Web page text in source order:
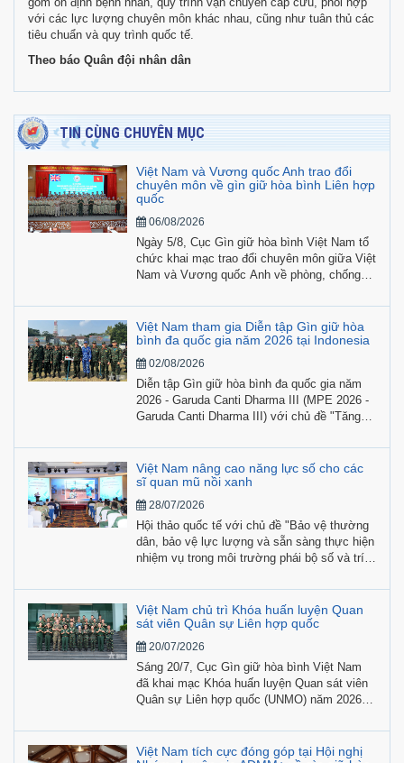
với các lực lượng chuyên môn khác nhau, cũng như tuân thủ các
tiêu chuẩn và quy trình quốc tế.
Theo báo Quân đội nhân dân
TIN CÙNG CHUYÊN MỤC
Việt ​Nam và Vương quốc Anh trao đổi
chuyên môn về gìn giữ hòa bình Liên hợp
quốc
06/08/2026
Ngày 5/8, Cục Gìn giữ hòa bình Việt Nam tổ
chức khai mạc trao đổi chuyên môn giữa Việt
Nam và Vương quốc Anh về phòng, chống
(CRSV) và phòng, chống bóc lột, xâm hại
tình dục (SEA).
Việt Nam tham gia Diễn tập Gìn giữ hòa
bình đa quốc gia năm 2026 tại Indonesia
02/08/2026
Diễn tập Gìn giữ hòa bình đa quốc gia năm
2026 - Garuda Canti Dharma III (MPE 2026 -
Garuda Canti Dharma III) với chủ đề "Tăng
bình và an ninh quốc tế" được tổ chức từ
ngày 20/7 đến 2/8/2026 tại Indonesia, có sự
tham gia của hơn 700 học viên, giảng viên,
chuyên gia và quân nhân đến từ 22 quốc gia.
Việt Nam nâng cao năng lực số cho các
sĩ quan mũ nồi xanh
28/07/2026
Hội thảo quốc tế với chủ đề "Bảo vệ thường
dân, bảo vệ lực lượng và sẵn sàng thực hiện
nhiệm vụ trong môi trường phái bộ số và trí
hợp cùng UN Women tổ chức trong khuôn
khổ Chương trình Hợp tác và Huấn luyện
Quân sự của Canada (MTCP) đã diễn ra sáng
28/7, tại Hà Nội.
Việt Nam chủ trì Khóa huấn luyện Quan
sát viên Quân sự Liên hợp quốc
20/07/2026
Sáng 20/7, Cục Gìn giữ hòa bình Việt Nam
đã khai mạc Khóa huấn luyện Quan sát viên
Quân sự Liên hợp quốc (UNMO) năm 2026,
Lào và Belarus cùng 24 học viên Việt Nam.
Việt Nam tích cực đóng góp tại Hội nghị